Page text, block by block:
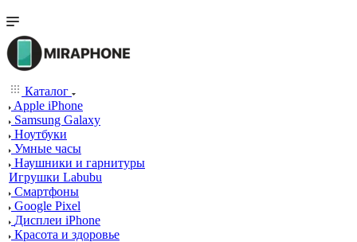
Каталог
Apple iPhone
Samsung Galaxy
Ноутбуки
Умные часы
Наушники и гарнитуры
Игрушки Labubu
Смартфоны
Google Pixel
Дисплеи iPhone
Красота и здоровье